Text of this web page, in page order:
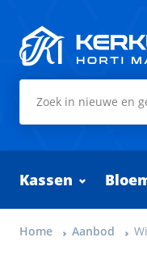
Kassen
Home Aanbod